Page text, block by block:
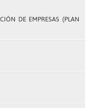
DE EMPRESAS (PLAN